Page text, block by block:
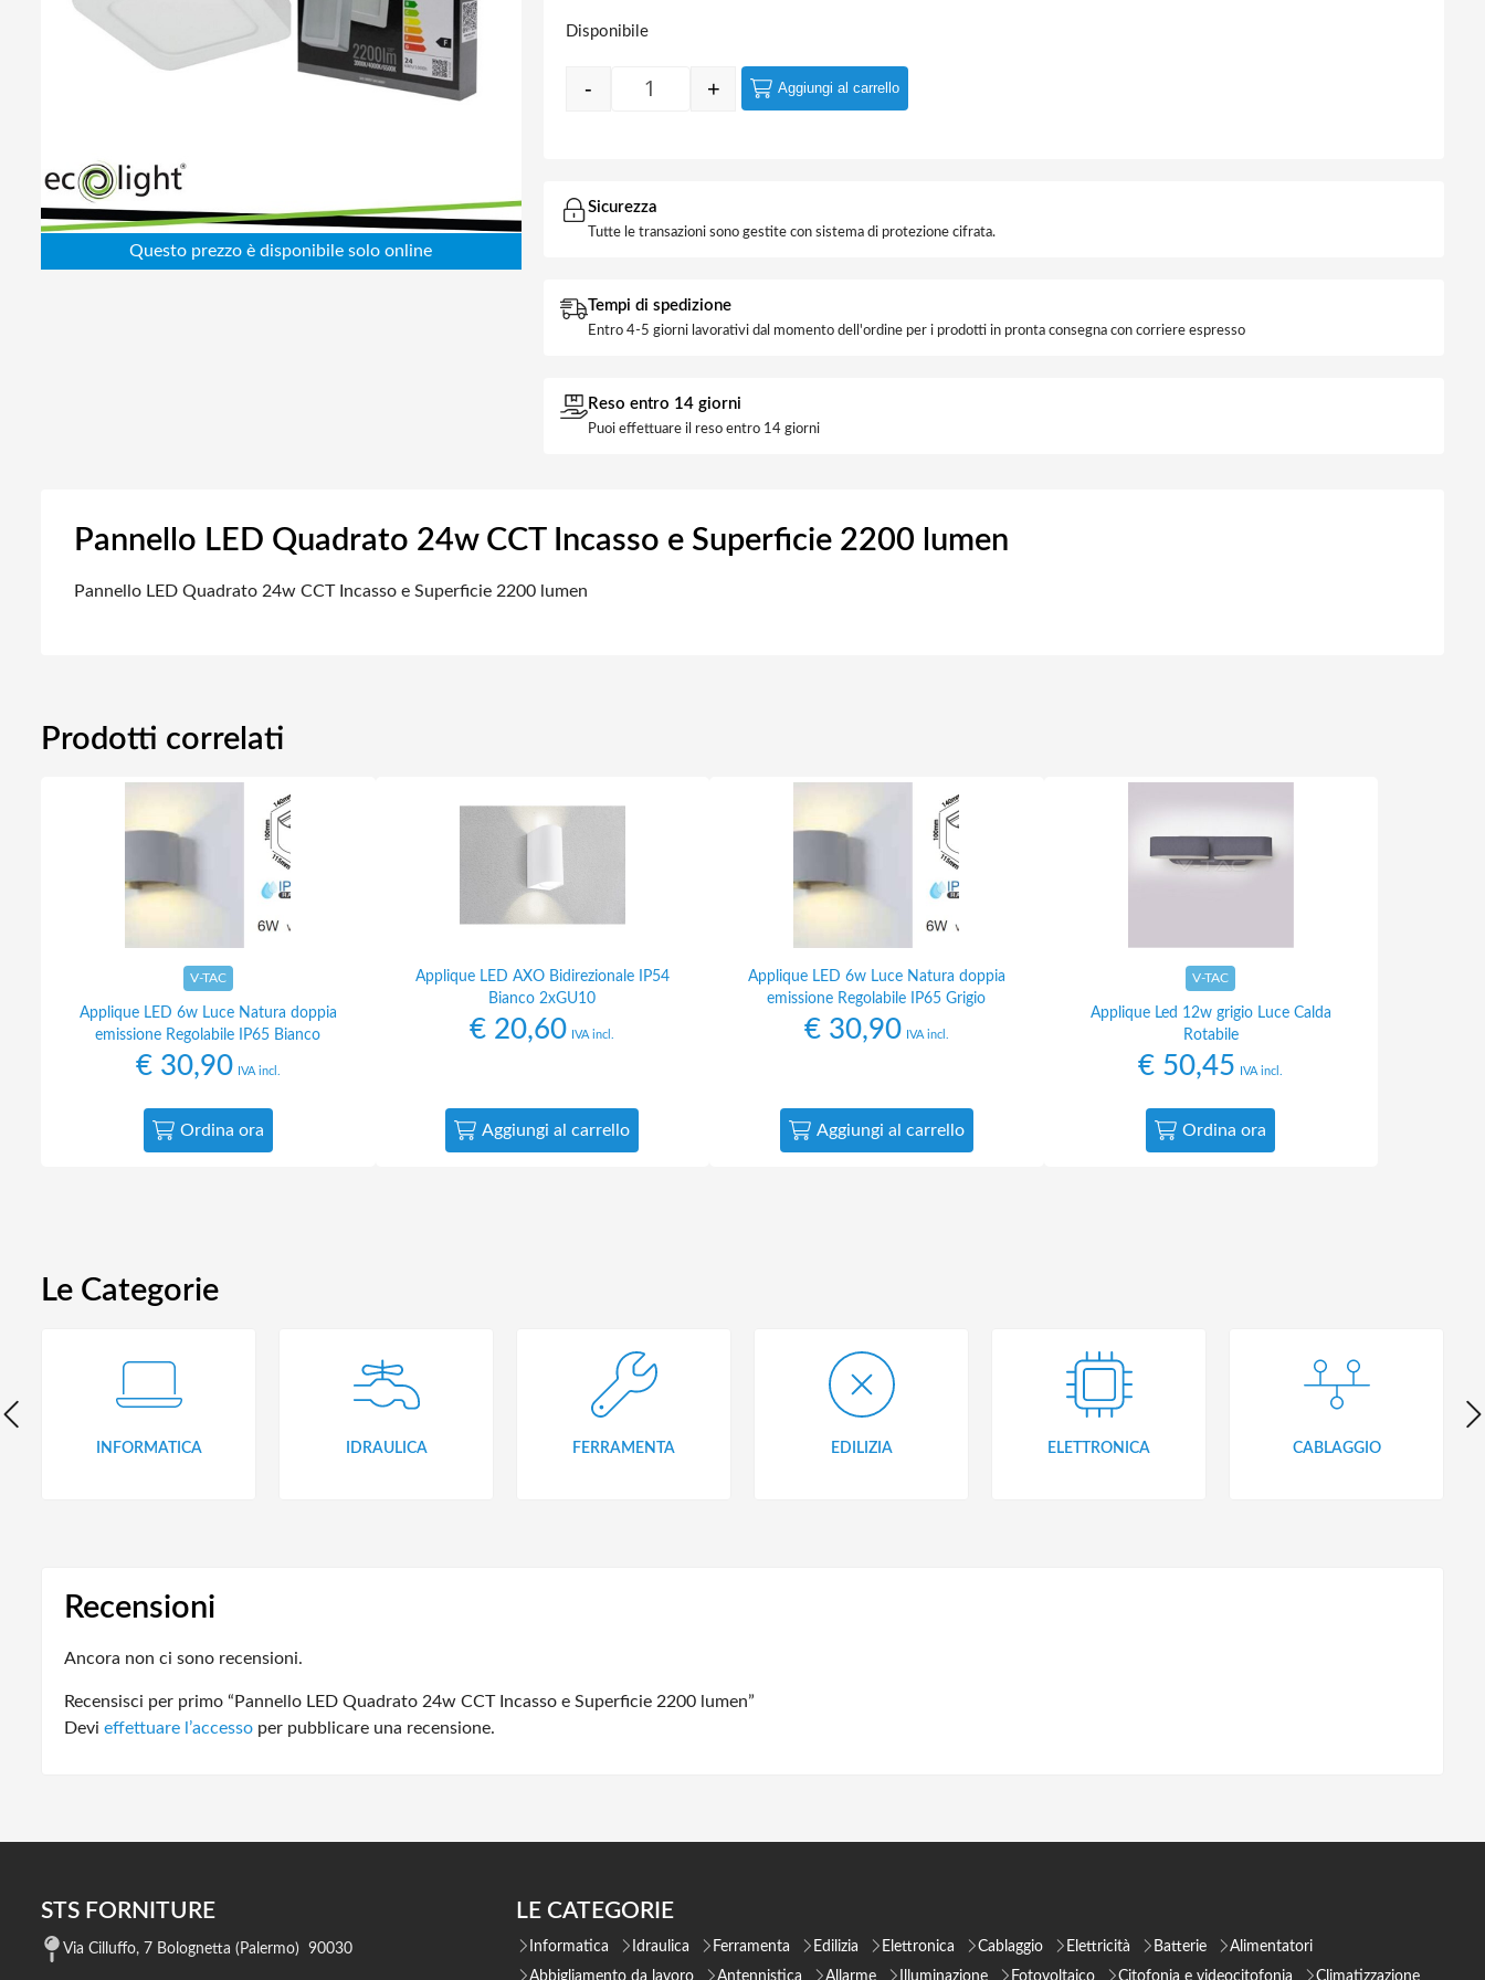
Abbigliamento da lavoro
Alimentatori
Cablaggio
Elettronica
Edilizia
Disponibile
Quantity
- + Aggiungi al carrello
Sicurezza
Tutte le transazioni sono gestite con sistema di protezione cifrata.
Tempi di spedizione
Entro 4-5 giorni lavorativi dal momento dell'ordine per i prodotti in pronta consegna con corriere espresso
Reso entro 14 giorni
Puoi effettuare il reso entro 14 giorni
Pannello LED Quadrato 24w CCT Incasso e Superficie 2200 lumen
Pannello LED Quadrato 24w CCT Incasso e Superficie 2200 lumen
Prodotti correlati
V-TAC
Applique LED 6w Luce Natura doppia
emissione Regolabile IP65 Bianco
€30,90 IVA incl.
Ordina ora
Applique LED AXO Bidirezionale IP54
Bianco 2xGU10
€ 20,60 IVA incl.
Aggiungi al carrello
Applique LED 6w Luce Natura doppia
emissione Regolabile IP65 Grigio
€30,90 IVA incl.
Aggiungi al carrello
V-TAC
Applique Led 12w grigio Luce Calda
Rotabile
€ 50,45 IVA incl.
Ordina ora
Le Categorie
INFORMATICA IDRAULICA FERRAMENTA EDILIZIA ELETTRONICA CABLAGGIO
Recensioni
Ancora non ci sono recensioni.
Recensisci per primo “Pannello LED Quadrato 24w CCT Incasso e Superficie 2200 lumen”
Devi effettuare l’accesso per pubblicare una recensione.
STS FORNITURE
Via Cilluffo, 7 Bolognetta (Palermo) 90030
LE CATEGORIE
Informatica Idraulica Ferramenta Edilizia Elettronica Cablaggio Elettricità Batterie
Alimentatori
Abbigliamento da lavoro
Antennistica Allarme Illuminazione Fotovoltaico Citofonia e videocitofonia Climatizzazione